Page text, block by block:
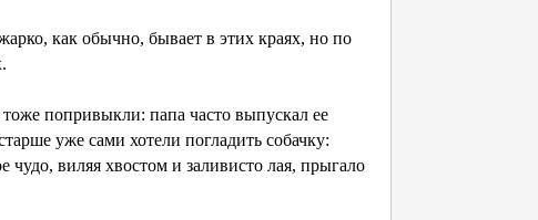
как обычно, бывает в этих краях, но по
попривыкли: папа часто выпускал ее
уже сами хотели погладить собачку:
чудо, виляя хвостом и заливисто лая, прыгало